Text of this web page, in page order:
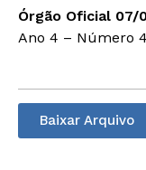
Órgão Oficial 07/
Ano 4 – Número
Baixar Arquivo